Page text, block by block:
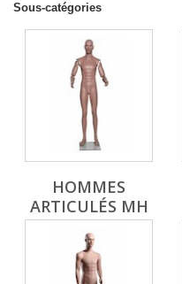
Sous-catégories
HOMMES
ARTICULÉS MH